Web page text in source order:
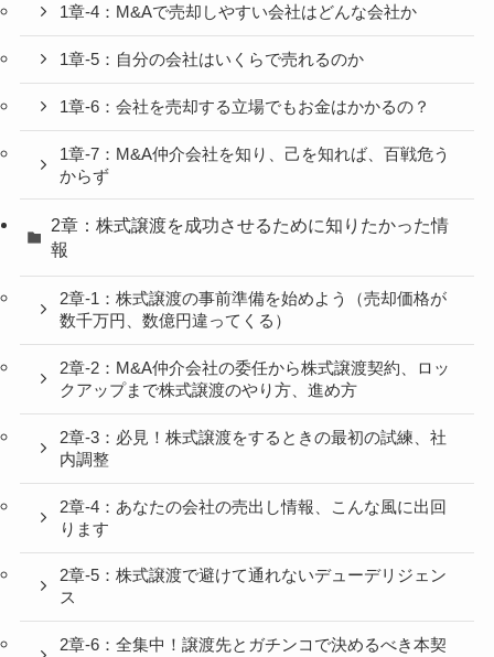
1章-4：M&Aで売却しやすい会社はどんな会社か
1章-5：自分の会社はいくらで売れるのか
1章-6：会社を売却する立場でもお金はかかるの？
1章-7：M&A仲介会社を知り、己を知れば、百戦危う
からず
2章：株式譲渡を成功させるために知りたかった情
報
2章-1：株式譲渡の事前準備を始めよう（売却価格が
数千万円、数億円違ってくる）
2章-2：M&A仲介会社の委任から株式譲渡契約、ロッ
クアップまで株式譲渡のやり方、進め方
2章-3：必見！株式譲渡をするときの最初の試練、社
内調整
2章-4：あなたの会社の売出し情報、こんな風に出回
ります
2章-5：株式譲渡で避けて通れないデューデリジェン
ス
2章-6：全集中！譲渡先とガチンコで決めるべき本契